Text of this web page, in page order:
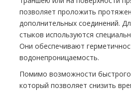
позволяет проложить
дополнительных соединений.
стыков используются
Они обеспечивают
водонепроницаемость.
Помимо возможности
который позволяет снизить